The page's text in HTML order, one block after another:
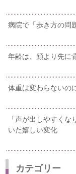
病院で「歩き方の問
年齢は、顔より先に
体重は変わらないの
「声が出しやすく
いた嬉しい変化
カテゴリー